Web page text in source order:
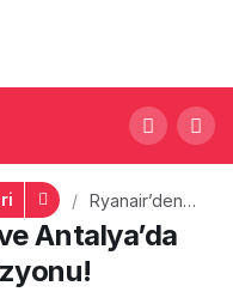
Ryanair’den
İstanbul ve
Antalya’da
Antalya’da